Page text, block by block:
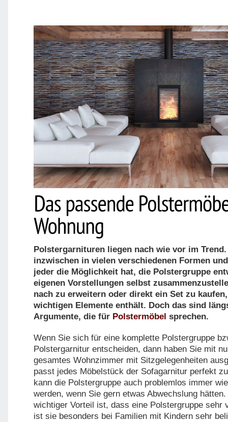
Polstergarnituren liegen nach wie vor im
inzwischen in vielen verschiedenen Formen
jeder die Möglichkeit hat, die Polstergruppe
eigenen Vorstellungen selbst
nach zu erweitern oder direkt ein Set zu
wichtigen Elemente enthält. Doch das sind
Argumente, die für Polstermöbel sprechen.
Wenn Sie sich für eine komplette Polstergruppe
Polstergarnitur entscheiden, dann haben Sie mit
gesamtes Wohnzimmer mit Sitzgelegenheiten
passt jedes Möbelstück der Sofagarnitur perfekt
kann die Polstergruppe auch problemlos immer
werden, wenn Sie gern etwas Abwechslung
wichtiger Vorteil ist, dass eine Polstergruppe sehr
ist sie besonders bei Familien mit Kindern sehr